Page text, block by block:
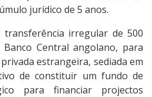
jurídico de 5 anos.
irregular de 500
Central angolano, para
estrangeira, sediada em
de constituir um fundo de
para financiar projectos